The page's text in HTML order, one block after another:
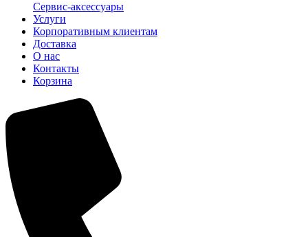
Сервис-аксессуары
Услуги
Корпоративным клиентам
Доставка
О нас
Контакты
Корзина